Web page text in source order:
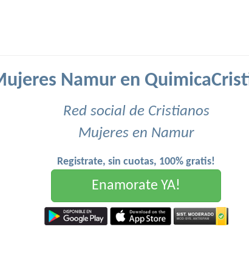
Namur en
Red social de Cristianos
Mujeres en Namur
Registrate, sin cuotas, 100% gratis!
Enamorate YA!